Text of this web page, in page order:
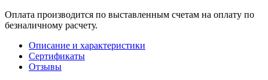
Оплата производится по выставленным счетам на оплату по
безналичному расчету.
Описание и характеристики
Сертификаты
Отзывы